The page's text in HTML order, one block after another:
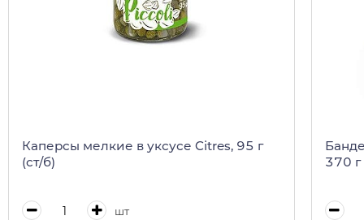
Каперсы мелкие в уксусе Citres, 95 г
(ст/б)
шт
370 г